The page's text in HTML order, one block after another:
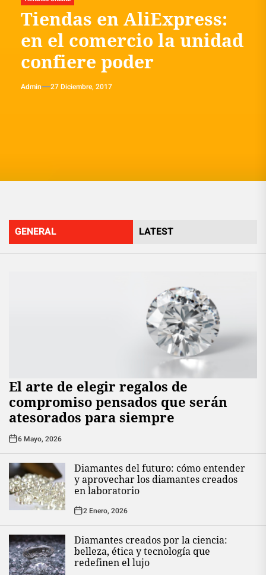
Tiendas en AliExpress:
en el comercio la unidad
confiere poder
Admin 27 Diciembre, 2017
GENERAL LATEST
El arte de elegir regalos de
compromiso pensados que serán
atesorados para siempre
6 Mayo, 2026
Diamantes del futuro: cómo entender
y aprovechar los diamantes creados
en laboratorio
2 Enero, 2026
Diamantes creados por la ciencia:
belleza, ética y tecnología que
redefinen el lujo